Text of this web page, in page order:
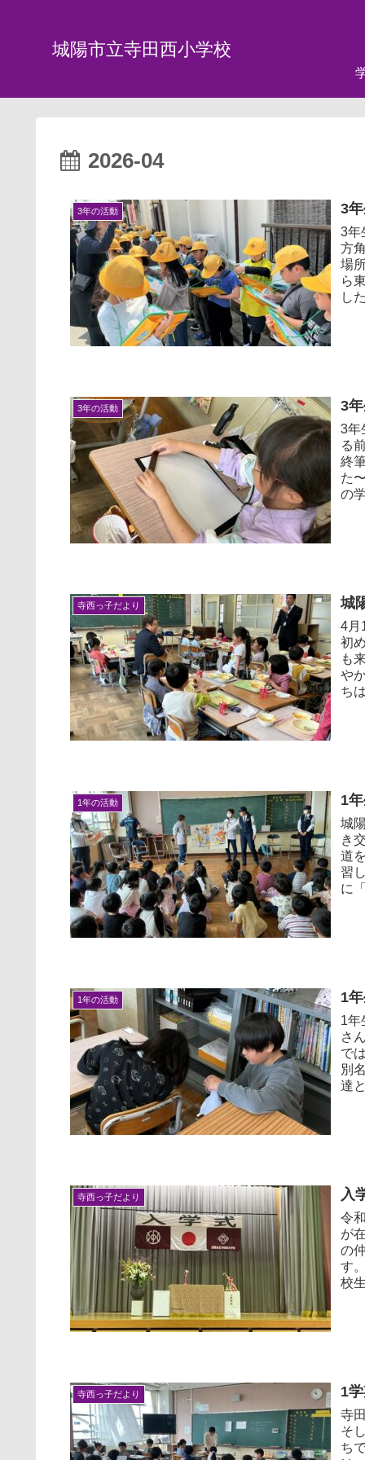
城陽市立寺田西小学校
2026-04
3年の活動 3
3年
方
場
ら
し
3年の活動 3
3年
る
終
た
の
寺西っ子だより 城
4月
初
も
や
ち
1年の活動 1
城
き
道
習
に
1年の活動 1
1年
さ
で
別
達
寺西っ子だより 入
令
が
の
す
校
寺西っ子だより 1
寺
そ
ち